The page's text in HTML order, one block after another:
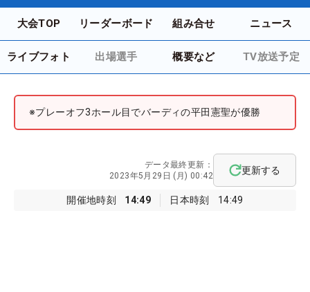
大会TOP リーダーボード 組み合せ ニュース
ライブフォト 出場選手 概要など TV放送予定
※プレーオフ3ホール目でバーディの平田憲聖が優勝
開催地時刻 14:49 日本時刻 14:49
データ最終更新：
2023年5月29日 (月) 00:42
更新する